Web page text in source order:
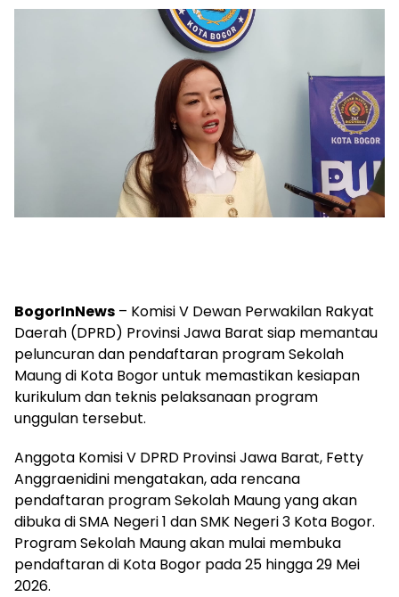
BogorInNews – Komisi V Dewan Perwakilan Rakyat
Daerah (DPRD) Provinsi Jawa Barat siap memantau
peluncuran dan pendaftaran program Sekolah
Maung di Kota Bogor untuk memastikan kesiapan
kurikulum dan teknis pelaksanaan program
unggulan tersebut.
Anggota Komisi V DPRD Provinsi Jawa Barat, Fetty
Anggraenidini mengatakan, ada rencana
pendaftaran program Sekolah Maung yang akan
dibuka di SMA Negeri 1 dan SMK Negeri 3 Kota Bogor.
Program Sekolah Maung akan mulai membuka
pendaftaran di Kota Bogor pada 25 hingga 29 Mei
2026.